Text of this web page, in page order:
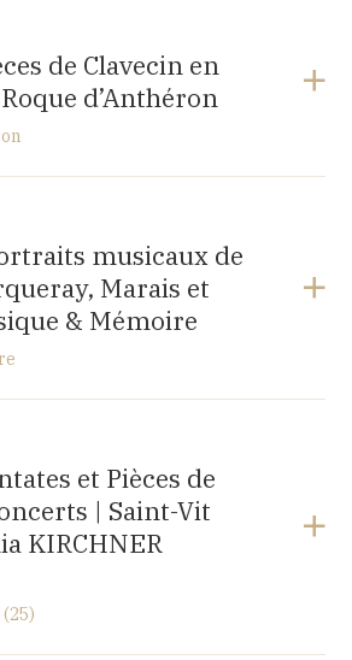
de Clavecin en
d’Anthéron
Silvacanemusicaux de
Marais et
& Mémoire
et-la-Meret Pièces de
| Saint-Vit
KIRCHNER